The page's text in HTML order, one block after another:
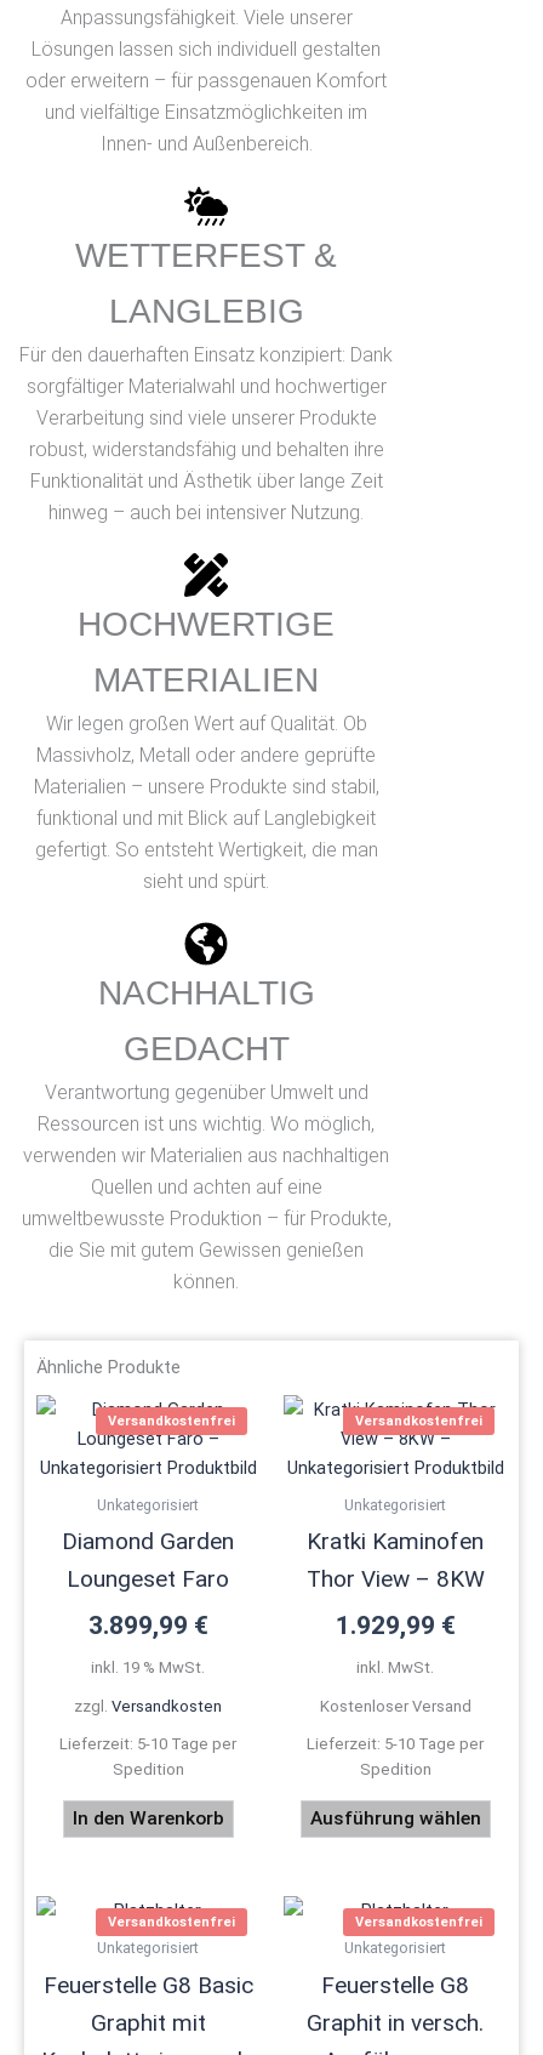
Anpassungsfähigkeit. Viele unserer
Lösungen lassen sich individuell gestalten
oder erweitern – für passgenauen Komfort
und vielfältige Einsatzmöglichkeiten im
Innen- und Außenbereich.
WETTERFEST &
LANGLEBIG
Für den dauerhaften Einsatz konzipiert: Dank
sorgfältiger Materialwahl und hochwertiger
Verarbeitung sind viele unserer Produkte
robust, widerstandsfähig und behalten ihre
Funktionalität und Ästhetik über lange Zeit
hinweg – auch bei intensiver Nutzung.
HOCHWERTIGE
MATERIALIEN
Wir legen großen Wert auf Qualität. Ob
Massivholz, Metall oder andere geprüfte
Materialien – unsere Produkte sind stabil,
funktional und mit Blick auf Langlebigkeit
gefertigt. So entsteht Wertigkeit, die man
sieht und spürt.
NACHHALTIG
GEDACHT
Verantwortung gegenüber Umwelt und
Ressourcen ist uns wichtig. Wo möglich,
verwenden wir Materialien aus nachhaltigen
Quellen und achten auf eine
umweltbewusste Produktion – für Produkte,
die Sie mit gutem Gewissen genießen
können.
Ähnliche Produkte
Versandkostenfrei
Unkategorisiert
Diamond Garden
Loungeset Faro
3.899,99 €
inkl. 19 % MwSt.
zzgl. Versandkosten
Lieferzeit: 5-10 Tage per
Spedition
In den Warenkorb
Versandkostenfrei
Unkategorisiert
Kratki Kaminofen
Thor View – 8KW
1.929,99 €
inkl. MwSt.
Kostenloser Versand
Lieferzeit: 5-10 Tage per
Spedition
Ausführung wählen
Dieses
weist
Versandkostenfrei
Unkategorisiert
Feuerstelle G8 Basic
Graphit mit
Versandkostenfrei
Unkategorisiert
Feuerstelle G8
Graphit in versch.